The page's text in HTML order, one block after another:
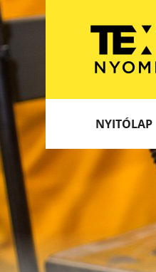
NYITÓLAP